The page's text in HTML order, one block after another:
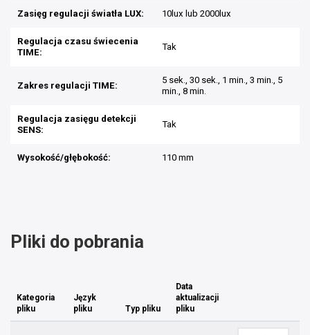
Zasięg regulacji światła LUX: 10lux lub 2000lux
Regulacja czasu świecenia
TIME:
Tak
Zakres regulacji TIME:
5 sek., 30 sek., 1 min., 3 min., 5
min., 8 min.
Regulacja zasięgu detekcji
SENS:
Tak
Wysokość/głębokość: 110 mm
Pliki do pobrania
Kategoria
pliku
Język
pliku
Typ pliku
Data
aktualizacji
pliku